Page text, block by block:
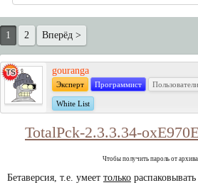
1 2 Вперёд >
gouranga
Эксперт Программист Пользователи
White List
TotalPck-2.3.3.34-
Чтобы получить пароль от
Бетаверсия, т.е. умеет только